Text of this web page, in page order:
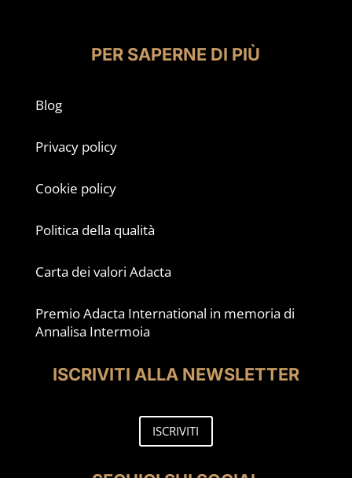
PER SAPERNE DI PIÙ
Blog
Privacy policy
Cookie policy
Politica della qualità
Carta dei valori Adacta
Premio Adacta International in memoria di
Annalisa Intermoia
ISCRIVITI ALLA NEWSLETTER
ISCRIVITI